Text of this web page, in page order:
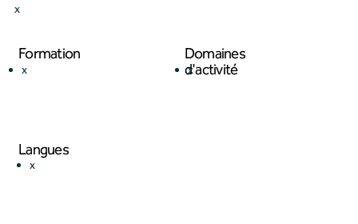
x
Formation
x
Domaines
d'activité
x
Langues
x